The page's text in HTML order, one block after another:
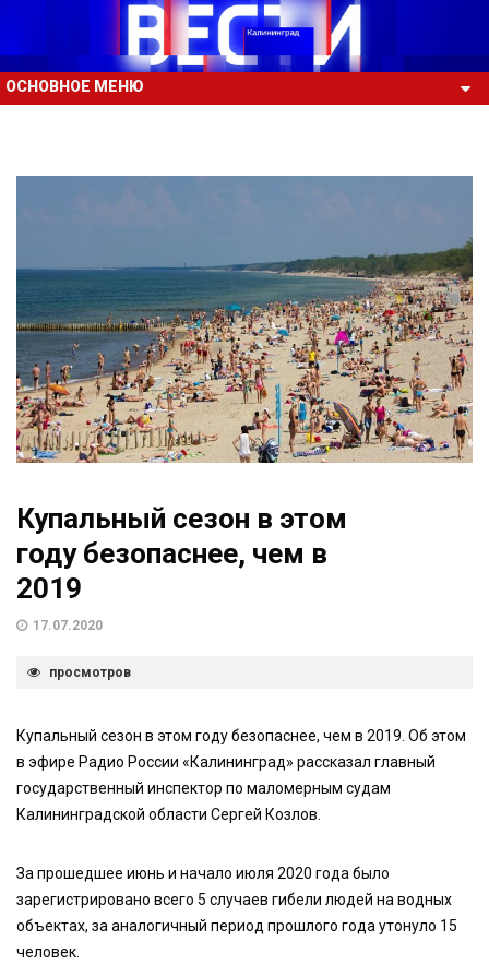
ОСНОВНОЕ МЕНЮ
Купальный сезон в этом
году безопаснее, чем в
2019
17.07.2020
просмотров
Купальный сезон в этом году безопаснее, чем в 2019. Об этом
в эфире Радио России «Калининград» рассказал главный
государственный инспектор по маломерным судам
Калининградской области Сергей Козлов.
За прошедшее июнь и начало июля 2020 года было
зарегистрировано всего 5 случаев гибели людей на водных
объектах, за аналогичный период прошлого года утонуло 15
человек.